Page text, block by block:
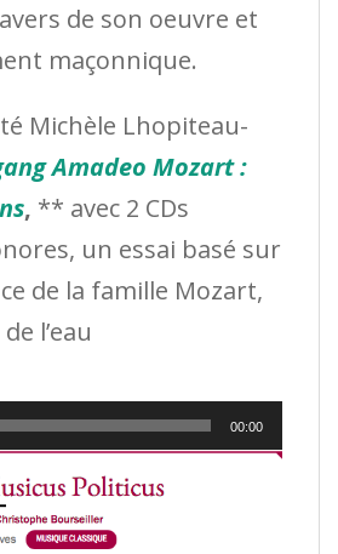
de son oeuvre et
maçonnique.
Michèle Lhopiteau-
Amadeo Mozart :
, ** avec 2 CDs
un essai basé sur
de la famille Mozart,
l’eau
00:00